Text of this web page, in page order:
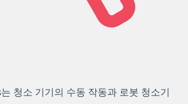
청소 기기의 수동 작동과 로봇 청소기